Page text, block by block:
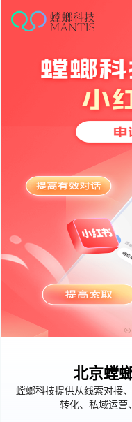
北京螳
螳螂科技提供从线索对接
转化、私域运营